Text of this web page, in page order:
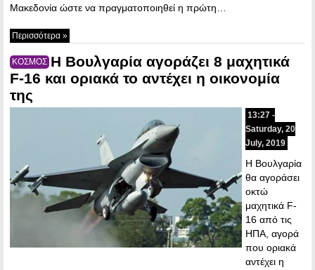
Μακεδονία ώστε να πραγματοποιηθεί η πρώτη…
Περισσότερα »
ΚΟΣΜΟΣ Η Βουλγαρία αγοράζει 8 μαχητικά
F-16 και οριακά το αντέχει η οικονομία
της
13:27 -
Saturday, 20
July, 2019
Η Βουλγαρία
θα αγοράσει
οκτώ
μαχητικά F-
16 από τις
ΗΠΑ, αγορά
που οριακά
αντέχει η